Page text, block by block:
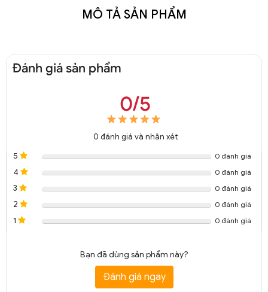
MÔ TẢ SẢN PHẨM
Đánh giá sản phẩm
0/5
0 đánh giá và nhận xét
5
0 đánh giá
4 0 đánh giá
3 0 đánh giá
2 0 đánh giá
1 0 đánh giá
Bạn đã dùng sản phẩm này?
Đánh giá ngay